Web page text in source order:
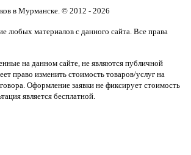
в Мурманске. © 2012 - 2026
любых материалов с данного сайта. Все права
на данном сайте, не являются публичной
право изменить стоимость товаров/услуг на
Оформление заявки не фиксирует стоимость
является бесплатной.